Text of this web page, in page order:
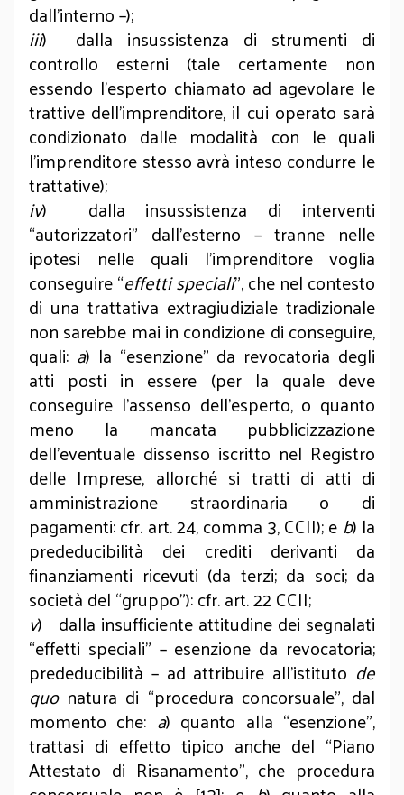
dall’interno –);
iii) dalla insussistenza di strumenti di
controllo esterni (tale certamente non
essendo l’esperto chiamato ad agevolare le
trattive dell’imprenditore, il cui operato sarà
condizionato dalle modalità con le quali
l’imprenditore stesso avrà inteso condurre le
trattative);
iv) dalla insussistenza di interventi
“autorizzatori” dall’esterno – tranne nelle
ipotesi nelle quali l’imprenditore voglia
conseguire “effetti speciali”, che nel contesto
di una trattativa extragiudiziale tradizionale
non sarebbe mai in condizione di conseguire,
quali: a) la “esenzione” da revocatoria degli
atti posti in essere (per la quale deve
conseguire l’assenso dell’esperto, o quanto
meno la mancata pubblicizzazione
dell’eventuale dissenso iscritto nel Registro
delle Imprese, allorché si tratti di atti di
amministrazione straordinaria o di
pagamenti: cfr. art. 24, comma 3, CCII); eb) la
prededucibilità dei crediti derivanti da
finanziamenti ricevuti (da terzi; da soci; da
società del “gruppo”): cfr. art. 22 CCII;
v) dalla insufficiente attitudine dei segnalati
“effetti speciali” – esenzione da revocatoria;
prededucibilità – ad attribuire all’istituto de
quonatura di “procedura concorsuale”, dal
momento che: a) quanto alla “esenzione”,
trattasi di effetto tipico anche del “Piano
Attestato di Risanamento”, che procedura